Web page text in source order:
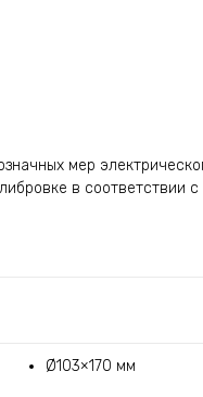
мер
в соответствии
Ø103×170 мм